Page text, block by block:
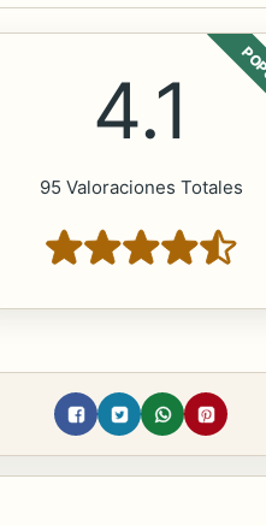
4.1
95 Valoraciones Totales